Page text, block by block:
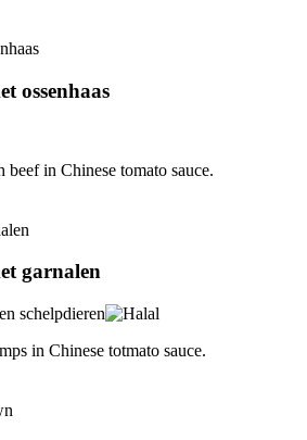
ossenhaas
in Chinese tomato sauce.
garnalen
in Chinese totmato sauce.